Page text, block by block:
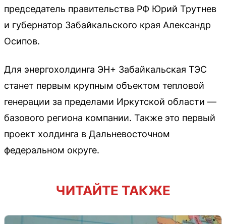
председатель правительства РФ Юрий Трутнев
и губернатор Забайкальского края Александр
Осипов.
Для энергохолдинга ЭН+ Забайкальская ТЭС
станет первым крупным объектом тепловой
генерации за пределами Иркутской области —
базового региона компании. Также это первый
проект холдинга в Дальневосточном
федеральном округе.
ЧИТАЙТЕ ТАКЖЕ